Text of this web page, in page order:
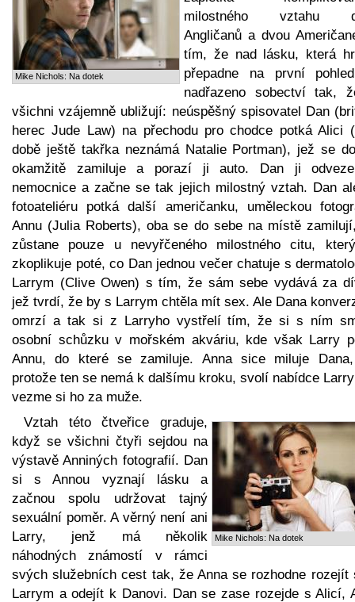
Mike Nichols: Na dotek
milostného vztahu
Angličanů a dvou
tím, že nad lásku, která
přepadne na první
nadřazeno sobectví tak,
všichni vzájemně ubližují: neúspěšný spisovatel Dan
herec Jude Law) na přechodu pro chodce potká Alici
době ještě takřka neznámá Natalie Portman), jež se
okamžitě zamiluje a porazí ji auto. Dan ji
nemocnice a začne se tak jejich milostný vztah. Dan
fotoateliéru potká další američanku, uměleckou
Annu (Julia Roberts), oba se do sebe na místě
zůstane pouze u nevyřčeného milostného citu,
zkoplikuje poté, co Dan jednou večer chatuje s
Larrym (Clive Owen) s tím, že sám sebe vydává za
jež tvrdí, že by s Larrym chtěla mít sex. Ale Dana
omrzí a tak si z Larryho vystřelí tím, že si s ním
osobní schůzku v mořském akváriu, kde však Larry
Annu, do které se zamiluje. Anna sice miluje
protože ten se nemá k dalšímu kroku, svolí nabídce
vezme si ho za muže.
Mike Nichols: Na dotek
Vztah této čtveřice graduje,
když se všichni čtyři sejdou na
výstavě Anniných fotografií. Dan
si s Annou vyznají lásku a
začnou spolu udržovat tajný
sexuální poměr. A věrný není ani
Larry, jenž má několik
náhodných známostí v rámci
svých služebních cest tak, že Anna se rozhodne rozejít
Larrym a odejít k Danovi. Dan se zase rozejde s Alicí,